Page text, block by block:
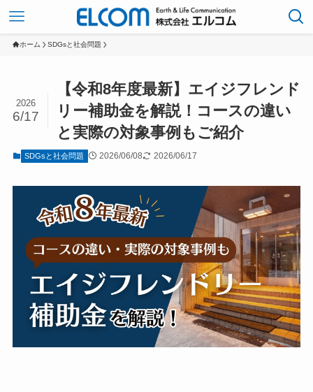
ホーム SDGsと社会問題
【令和8年度最新】エイジフレンド
リー補助金を解説！コースの違い
と実際の対象事例もご紹介
2026
6/17
SDGsと社会問題 2026/06/08 2026/06/17